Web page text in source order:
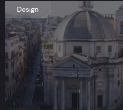
Design